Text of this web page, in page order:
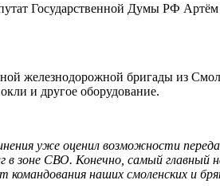
Государственной Думы РФ
железнодорожной бригады из
и другое оборудование.
уже оценил возможности
зоне СВО. Конечно, самый главный
наших смоленских и